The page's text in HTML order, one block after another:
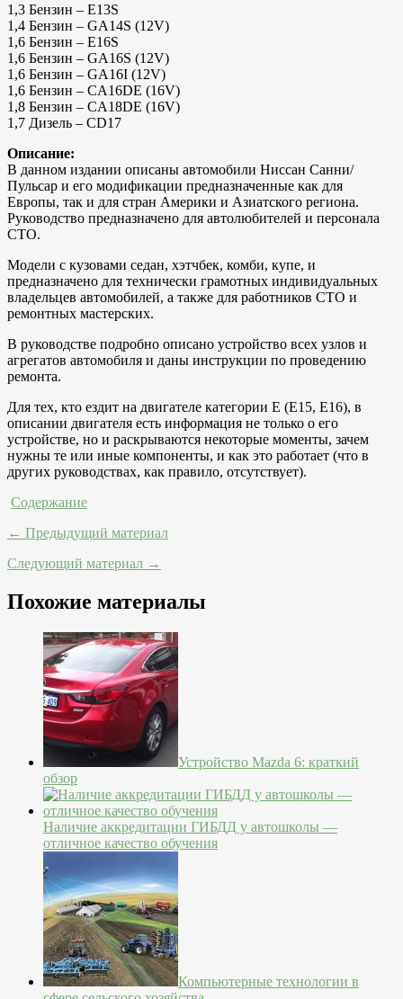
1,3 Бензин – E13S
1,4 Бензин – GA14S (12V)
1,6 Бензин – E16S
1,6 Бензин – GA16S (12V)
1,6 Бензин – GA16I (12V)
1,6 Бензин – CA16DE (16V)
1,8 Бензин – CA18DE (16V)
1,7 Дизель – CD17
Описание:
В данном издании описаны автомобили Ниссан Санни/
Пульсар и его модификации предназначенные как для
Европы, так и для стран Америки и Азиатского региона.
Руководство предназначено для автолюбителей и персонала
СТО.
Модели с кузовами седан, хэтчбек, комби, купе, и
предназначено для технически грамотных индивидуальных
владельцев автомобилей, а также для работников СТО и
ремонтных мастерских.
В руководстве подробно описано устройство всех узлов и
агрегатов автомобиля и даны инструкции по проведению
ремонта.
Для тех, кто ездит на двигателе категории E (E15, E16), в
описании двигателя есть информация не только о его
устройстве, но и раскрываются некоторые моменты, зачем
нужны те или иные компоненты, и как это работает (что в
других руководствах, как правило, отсутствует).
Содержание
← Предыдущий материал
Следующий материал →
Похожие материалы
Устройство Mazda 6: краткий
обзор
Наличие аккредитации ГИБДД у автошколы —
отличное качество обучения
Компьютерные технологии в